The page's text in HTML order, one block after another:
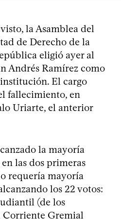
la Asamblea del
de Derecho de la
eligió ayer al
Andrés Ramírez como
El cargo
fallecimiento, en
Uriarte, el anterior
la mayoría
las dos primeras
requería mayoría
los 22 votos:
(de los
Corriente Gremial